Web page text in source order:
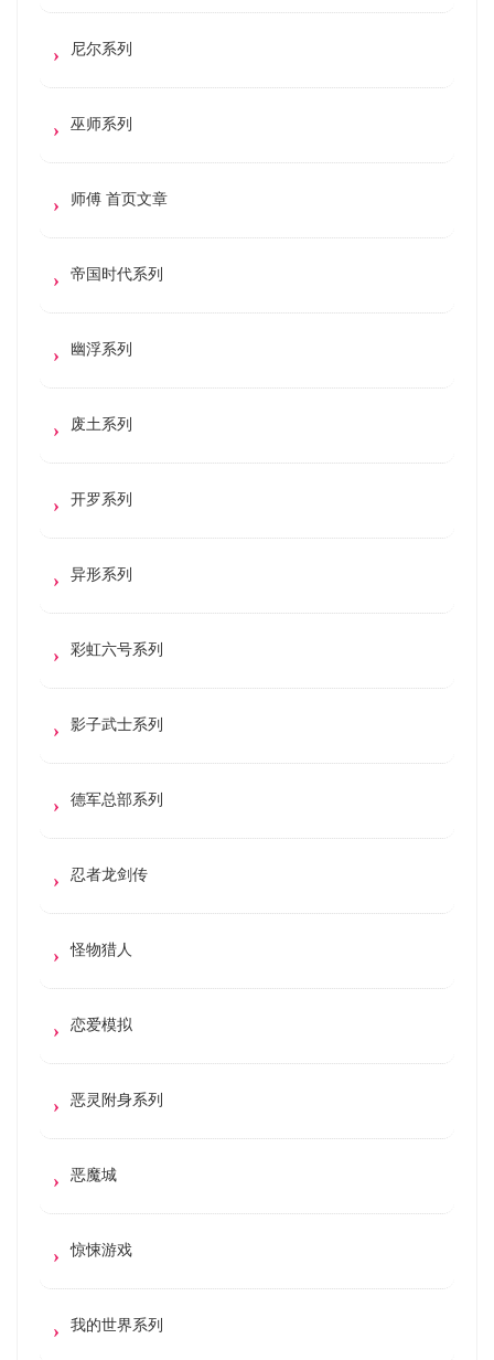
尼尔系列
巫师系列
师傅 首页文章
帝国时代系列
幽浮系列
废土系列
开罗系列
异形系列
彩虹六号系列
影子武士系列
德军总部系列
忍者龙剑传
怪物猎人
恋爱模拟
恶灵附身系列
恶魔城
惊悚游戏
我的世界系列